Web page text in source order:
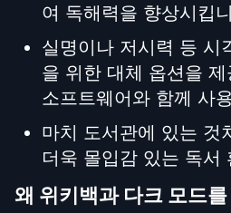
여 독해력을 향상시킵
실명이나 저시력 등 시
을 위한 대체 옵션을
소프트웨어와 함께 사
마치 도서관에 있는 것
더욱 몰입감 있는 독서
왜 위키백과 다크 모드